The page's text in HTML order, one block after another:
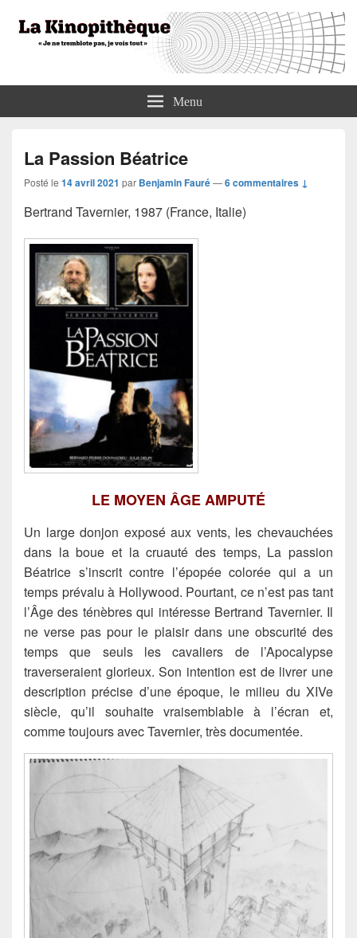
La KinopithèqueMenu
La Passion Béatrice
Posté le 14 avril 2021 par Benjamin Fauré—6 commentaires ↓
Bertrand Tavernier, 1987 (France, Italie)
LE MOYEN ÂGE AMPUTÉ
Un large donjon exposé aux vents, les chevauchées
dans la boue et la cruauté des temps, La passion
Béatrice s’inscrit contre l’épopée colorée qui a un
temps prévalu à Hollywood. Pourtant, ce n’est pas tant
l’Âge des ténèbres qui intéresse Bertrand Tavernier. Il
ne verse pas pour le plaisir dans une obscurité des
temps que seuls les cavaliers de l’Apocalypse
traverseraient glorieux. Son intention est de livrer une
description précise d’une époque, le milieu du XIVe
siècle, qu’il souhaite vraisemblable à l’écran et,
comme toujours avec Tavernier, très documentée.